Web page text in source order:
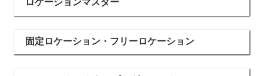
ロケーションマスター
固定ロケーション・フリーロケーション